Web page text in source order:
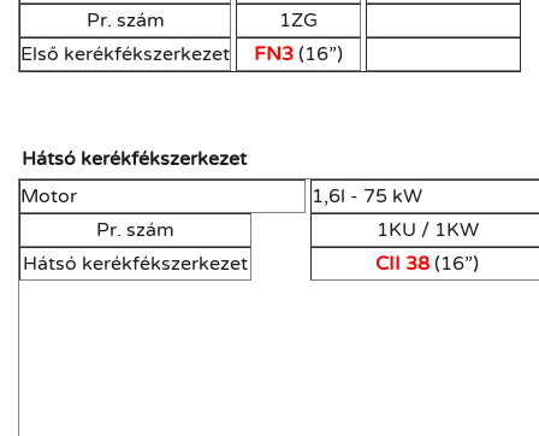
Pr. szám
Első kerékfékszerkezet
1ZG
FN3 (16”)
Hátsó kerékfékszerkezet
Motor
Pr. szám
Hátsó kerékfékszerkezet
1,6l - 75 kW
1KU / 1KW
CII 38 (16”)